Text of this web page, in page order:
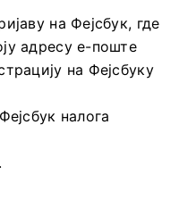
на Фејсбук, где
адресу е-поште
на Фејсбуку
налога